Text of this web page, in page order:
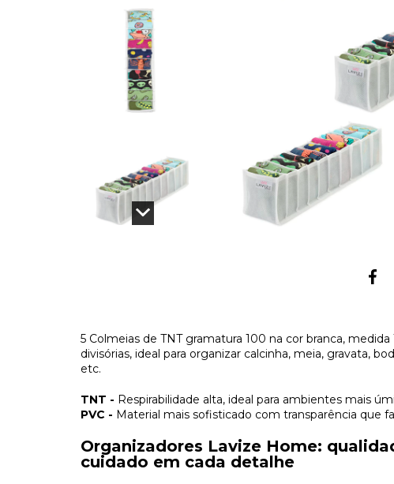
5 Colmeias de TNT gramatura 100 na cor branca,
divisórias, ideal para organizar calcinha, meia, gravata,
etc.
TNT - Respirabilidade alta, ideal para ambientes mais
PVC - Material mais sofisticado com transparência que
Organizadores Lavize Home:
cuidado em cada detalhe